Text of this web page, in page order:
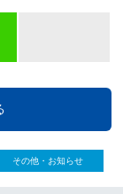
その他・お知らせ